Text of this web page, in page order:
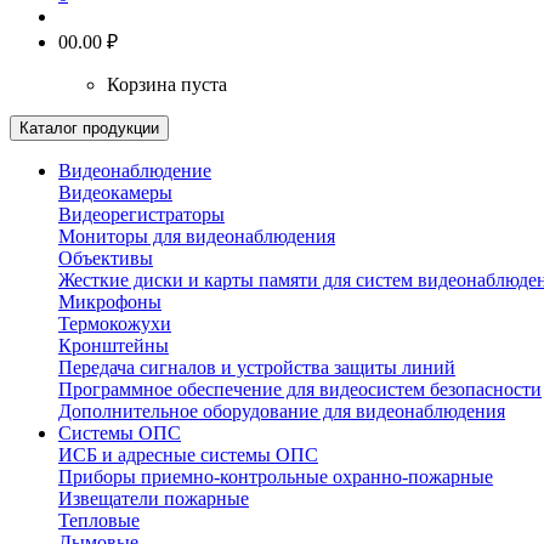
00.00 ₽
Корзина пуста
Каталог продукции
Видеонаблюдение
Видеокамеры
Видеорегистраторы
Мониторы для видеонаблюдения
Объективы
Жесткие диски и карты памяти для систем
Микрофоны
Термокожухи
Кронштейны
Передача сигналов и устройства защиты линий
Программное обеспечение для видеосистем безопасности
Дополнительное оборудование для видеонаблюдения
Системы ОПС
ИСБ и адресные системы ОПС
Приборы приемно-контрольные охранно-пожарные
Извещатели пожарные
Тепловые